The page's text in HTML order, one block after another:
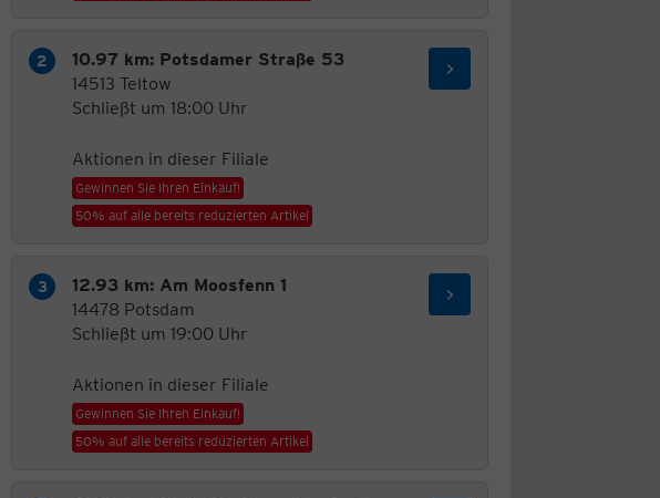
10.97 km: Potsdamer Straße 53
14513 Teltow
Schließt um 18:00 Uhr
Aktionen in dieser Filiale
Gewinnen Sie Ihren Einkauf!
50% auf alle bereits reduzierten Artikel
12.93 km: Am Moosfenn 1
14478 Potsdam
Schließt um 19:00 Uhr
Aktionen in dieser Filiale
Gewinnen Sie Ihren Einkauf!
50% auf alle bereits reduzierten Artikel